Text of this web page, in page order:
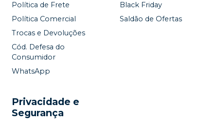
Política de Frete
Política Comercial
Trocas e Devoluções
Cód. Defesa do
Consumidor
WhatsApp
Black Friday
Saldão de Ofertas
Privacidade e
Segurança